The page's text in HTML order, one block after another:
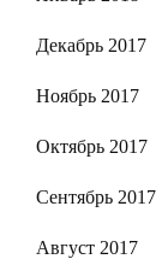
Декабрь 2017
Ноябрь 2017
Октябрь 2017
Сентябрь 2017
Август 2017